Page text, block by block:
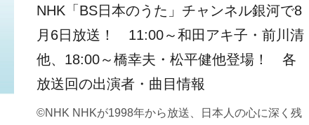
NHK「BS日本のうた」チャンネル銀河で8
月6日放送！ 11:00～和田アキ子・前川清
他、18:00～橋幸夫・松平健他登場！ 各
放送回の出演者・曲目情報
©NHK NHKが1998年から放送、日本人の心に深く残